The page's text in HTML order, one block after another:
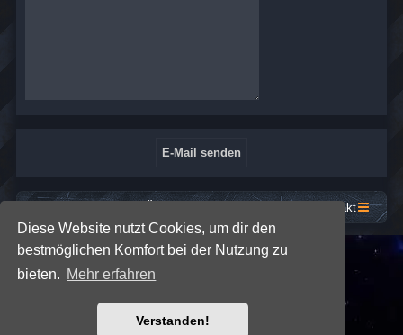
Diese Website nutzt Cookies, um dir den
bestmöglichen Komfort bei der Nutzung zu
bieten. Mehr erfahren
Verstanden!
Kontakt
Premium phpBB Styles
Powered byphpBB® Forum Software © phpBB Limited
Deutsche Übersetzung durch